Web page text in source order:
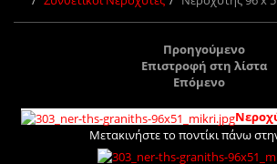
Προηγούμενο
Επιστροφή στη λίστα
Επόμενο
Μετακινήστε το ποντίκι πάνω